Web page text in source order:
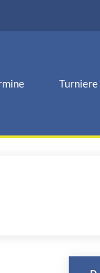
Turniere